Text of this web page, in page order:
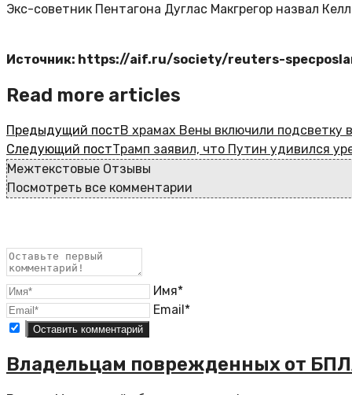
Экс-советник Пентагона Дуглас Макгрегор назвал
Источник: https://aif.ru/society/reuters-
Read more articles
Предыдущий постВ храмах Вены включили подсветку
Следующий постТрамп заявил, что Путин удивился
Межтекстовые Отзывы
Посмотреть все комментарии
Имя*
Email*
Владельцам поврежденных от